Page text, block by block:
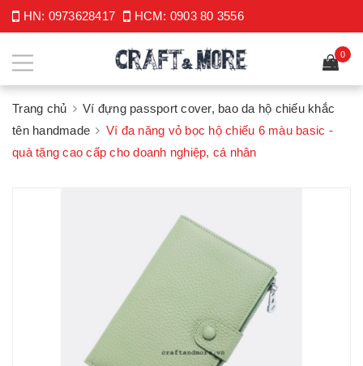
HN: 0973628417 HCM: 0903 80 3556
0
Trang chủ
Ví đựng passport cover, bao da hộ chiếu khắc
tên handmade
Ví đa năng vỏ bọc hộ chiếu 6 màu basic -
quà tặng cao cấp cho doanh nghiệp, cá nhân